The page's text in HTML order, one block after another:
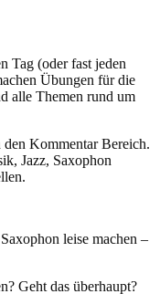
Tag (oder fast jeden
Übungen für die
alle Themen rund um
den Kommentar Bereich.
Jazz, Saxophon
leise machen –
Geht das überhaupt?